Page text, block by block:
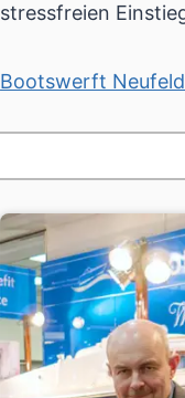
stressfreien
Bootswerft